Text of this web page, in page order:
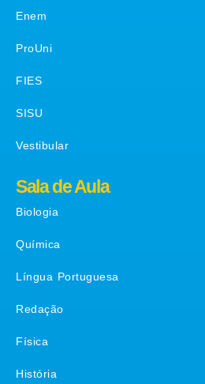
Enem
ProUni
FIES
SISU
Vestibular
Sala de Aula
Biologia
Química
Língua Portuguesa
Redação
Física
História